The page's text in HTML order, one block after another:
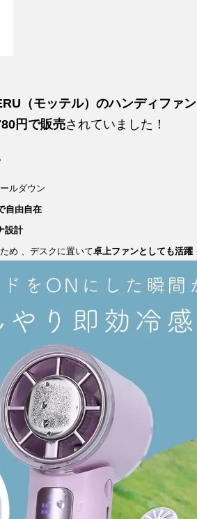
（モッテル）のハンディファン
円で販売されていました！
ルダウン
自由自在
設計
め 、デスクに置いて卓上ファンとしても活躍